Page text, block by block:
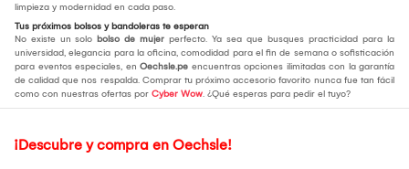
limpieza y modernidad en cada paso.
Tus próximos bolsos y bandoleras te esperan
No existe un solo bolso de mujer perfecto. Ya sea que busques practicidad para la
universidad, elegancia para la oficina, comodidad para el fin de semana o sofisticación
para eventos especiales, en Oechsle.pe encuentras opciones ilimitadas con la garantía
de calidad que nos respalda. Comprar tu próximo accesorio favorito nunca fue tan fácil
como con nuestras ofertas por Cyber Wow. ¿Qué esperas para pedir el tuyo?
¡Descubre y compra en Oechsle!